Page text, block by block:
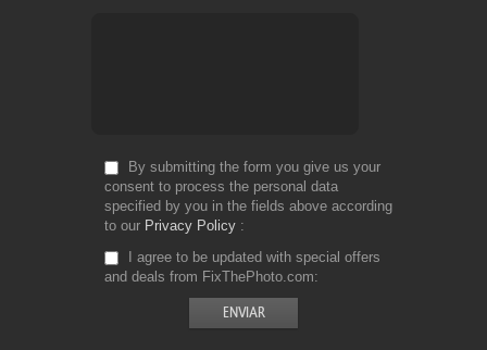
By submitting the form you give us your
consent to process the personal data
specified by you in the fields above according
to our Privacy Policy
I agree to be updated with special offers
and deals from FixThePhoto.com